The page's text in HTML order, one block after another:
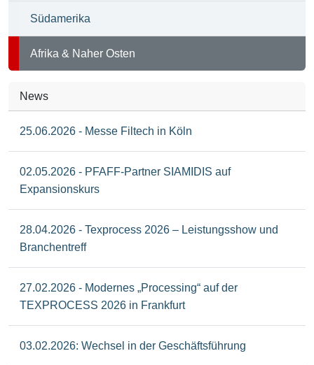
Südamerika
Afrika & Naher Osten
News
25.06.2026 - Messe Filtech in Köln
02.05.2026 - PFAFF-Partner SIAMIDIS auf
Expansionskurs
28.04.2026 - Texprocess 2026 – Leistungsshow und
Branchentreff
27.02.2026 - Modernes „Processing“ auf der
TEXPROCESS 2026 in Frankfurt
03.02.2026: Wechsel in der Geschäftsführung